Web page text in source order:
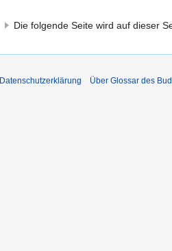
Die folgende Seite wird auf dieser
Datenschutzerklärung Über Glossar des